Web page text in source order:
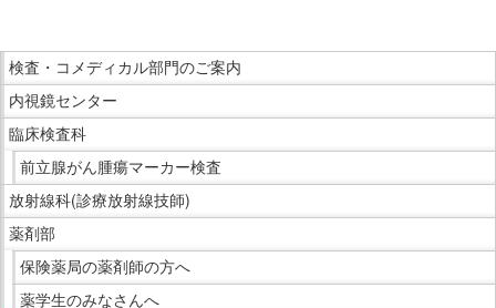
で
本
文
で
す。
こ
こ
か
ら
サ
イ
ド
メ
ュ
検査・コメディカル部門のご案内
内視鏡センター
臨床検査科
前立腺がん腫瘍マーカー検査
放射線科(診療放射線技師)
薬剤部
保険薬局の薬剤師の方へ
薬学生のみなさんへ